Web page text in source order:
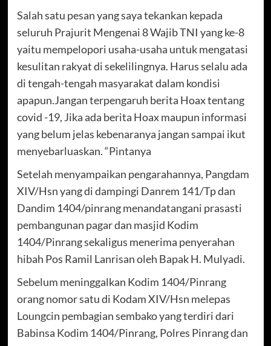
Salah satu pesan yang saya tekankan kepada
seluruh Prajurit Mengenai 8 Wajib TNI yang ke-8
yaitu mempelopori usaha-usaha untuk mengatasi
kesulitan rakyat di sekelilingnya. Harus selalu ada
di tengah-tengah masyarakat dalam kondisi
apapun.Jangan terpengaruh berita Hoax tentang
covid -19, Jika ada berita Hoax maupun informasi
yang belum jelas kebenaranya jangan sampai ikut
menyebarluaskan. “Pintanya
Setelah menyampaikan pengarahannya, Pangdam
XIV/Hsn yang di dampingi Danrem 141/Tp dan
Dandim 1404/pinrang menandatangani prasasti
pembangunan pagar dan masjid Kodim
1404/Pinrang sekaligus menerima penyerahan
hibah Pos Ramil Lanrisan oleh Bapak H. Mulyadi.
Sebelum meninggalkan Kodim 1404/Pinrang
orang nomor satu di Kodam XIV/Hsn melepas
Loungcin pembagian sembako yang terdiri dari
Babinsa Kodim 1404/Pinrang, Polres Pinrang dan